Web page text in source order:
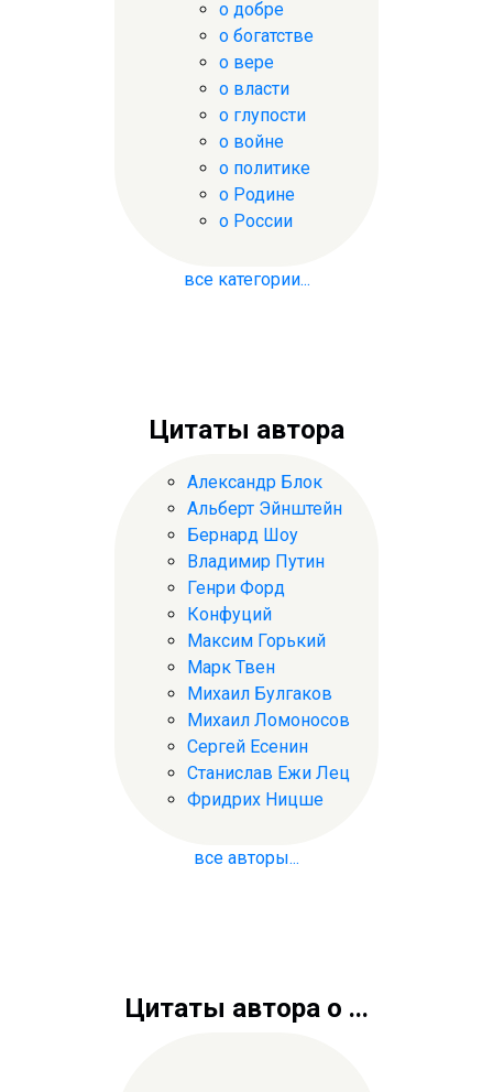
о добре
о богатстве
о вере
о власти
о глупости
о войне
о политике
о Родине
о России
все категории...
Цитаты автора
Александр Блок
Альберт Эйнштейн
Бернард Шоу
Владимир Путин
Генри Форд
Конфуций
Максим Горький
Марк Твен
Михаил Булгаков
Михаил Ломоносов
Сергей Есенин
Станислав Ежи Лец
Фридрих Ницше
все авторы...
Цитаты автора о ...